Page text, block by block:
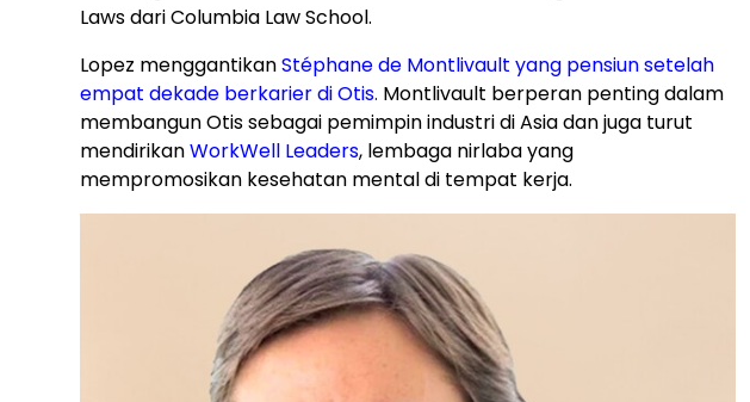
Laws dari Columbia Law School.
Lopez menggantikanStéphane de Montlivault yang pensiun setelah
empat dekade berkarier di Otis. Montlivault berperan penting dalam
membangun Otissebagai pemimpin industri di Asia dan juga turut
mendirikanWorkWell Leaders, lembaga nirlaba yang
mempromosikan kesehatan mental di tempat kerja.